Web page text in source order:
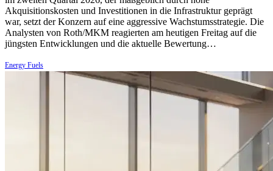
Akquisitionskosten und Investitionen in die Infrastruktur geprägt
war, setzt der Konzern auf eine aggressive Wachstumsstrategie. Die
Analysten von Roth/MKM reagierten am heutigen Freitag auf die
jüngsten Entwicklungen und die aktuelle Bewertung…
Energy Fuels